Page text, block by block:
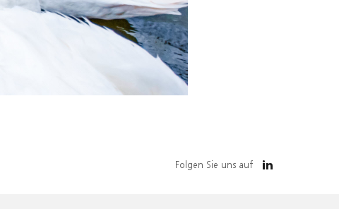
Folgen Sie uns auf